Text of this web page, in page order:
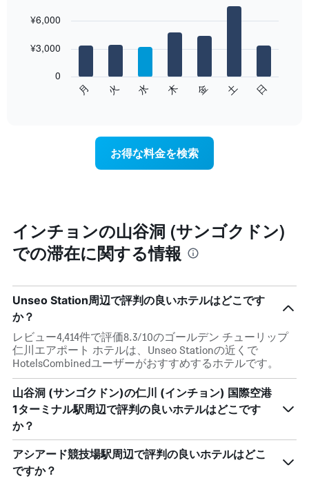
料
を
月
を
表
ま
す。
表
の
Y
1​
本
は、
客
室
の
平
均
chart
bars.
の
客
室
の
均
料
金
表
し
て
い
ま
す
表
の
軸
1​
graphic.
月 火 水 木 金 土 日
0
¥3,000
¥6,000
お得な料金を検索
インチョンの山谷洞 (サンゴクドン)
での滞在に関する情報
Unseo Station周辺で評判の良いホテルはどこです
か？
レビュー4,414件で評価8.3/10のゴールデン チューリップ
仁川エアポート ホテルは、Unseo Stationの近くで
HotelsCombinedユーザーがおすすめするホテルです。
山谷洞 (サンゴクドン)の仁川 (インチョン) 国際空港
1ターミナル駅周辺で評判の良いホテルはどこです
か？
アシアード競技場駅周辺で評判の良いホテルはどこ
ですか？